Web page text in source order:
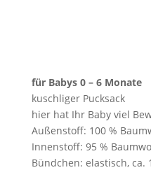
für Babys 0 – 6 Monate
kuschliger Pucksack
hier hat Ihr Baby viel
Außenstoff: 100 %
Innenstoff: 95 %
Bündchen: elastisch, ca.